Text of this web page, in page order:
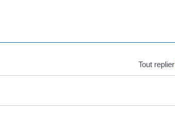
Tout replier